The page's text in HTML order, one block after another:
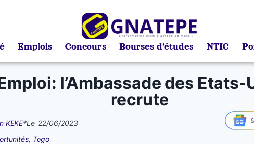
Emplois Concours Bourses d’études NTIC
l’Ambassade des Etats-
recrute
KEKE*Le 22/06/2023
, Togo